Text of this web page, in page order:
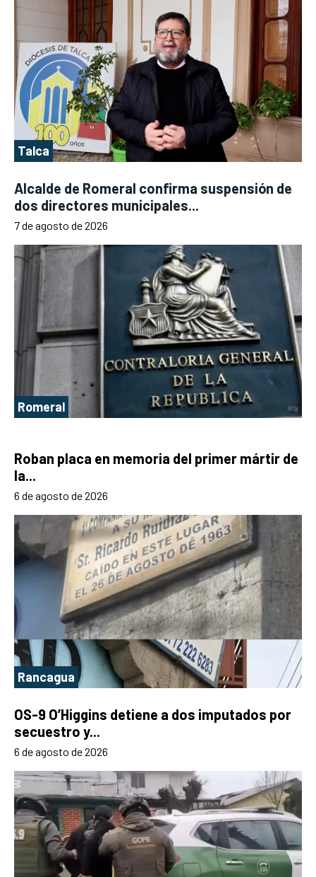
Talca
Alcalde de Romeral confirma suspensión de
dos directores municipales...
7 de agosto de 2026
Romeral
Roban placa en memoria del primer mártir de
la...
6 de agosto de 2026
Rancagua
OS-9 O’Higgins detiene a dos imputados por
secuestro y...
6 de agosto de 2026